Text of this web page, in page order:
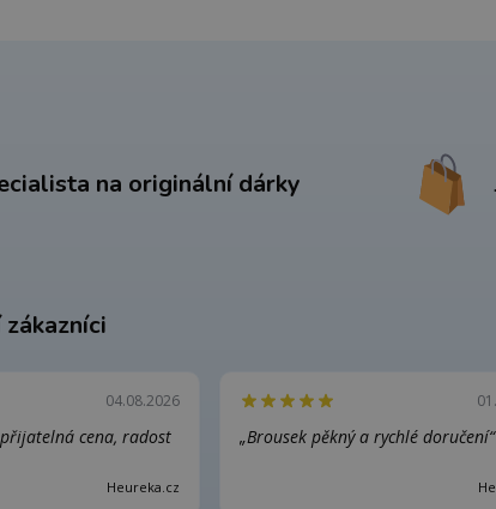
na originální dárky
04.08.2026
cena, radost
Heureka.cz
„Brousek pěkný a rychlé doručení“